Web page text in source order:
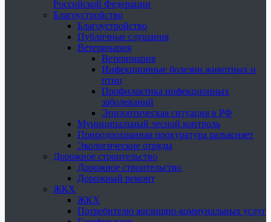
Российской Федерации
Благоустройство
Благоустройство
Публичные слушания
Ветеринария
Ветеринария
Инфекционные болезни животных и
птиц
Профилактика инфекционных
заболеваний
Эпизоотическая ситуация в РФ
Муниципальный лесной контроль
Природоохранная прокуратура разъясняет
Экологические отряды
Дорожное строительство
Дорожное строительство
Дорожный ремонт
ЖКХ
ЖКХ
Потребителю жилищно-коммунальных услуг